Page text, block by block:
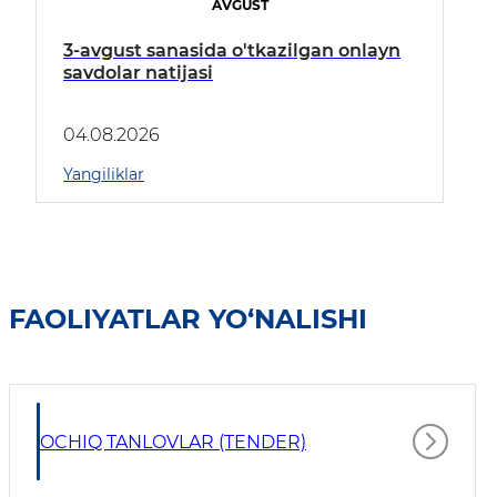
AVGUST
3-avgust sanasida o'tkazilgan onlayn
savdolar natijasi
04.08.2026
Yangiliklar
FAOLIYATLAR YO‘NALISHI
OCHIQ TANLOVLAR (TENDER)